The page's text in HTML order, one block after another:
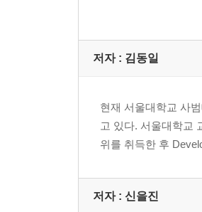
2. 주의집중력 문제에 대
9장 학습부진 영재아
1. 학습부진 영재아 정의
2. 학습부진 영재아의 판별
10장 학습 무동기
저자 : 김동일
현재 서울대학교 사
고 있다. 서울대학교
위를 취득한 후
저자 : 신을진